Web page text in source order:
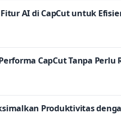
AI di CapCut untuk
CapCut Tanpa Perlu
Produktivitas